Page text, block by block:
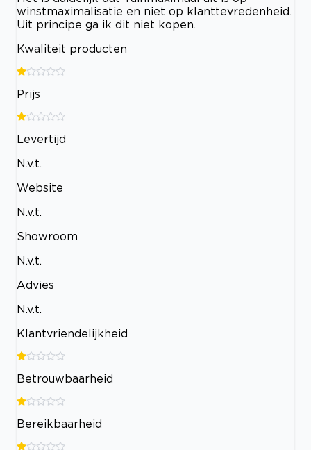
winstmaximalisatie en niet op klanttevredenheid.
Uit principe ga ik dit niet kopen.
Kwaliteit producten
Prijs
Levertijd
N.v.t.
Website
N.v.t.
Showroom
N.v.t.
Advies
N.v.t.
Klantvriendelijkheid
Betrouwbaarheid
Bereikbaarheid